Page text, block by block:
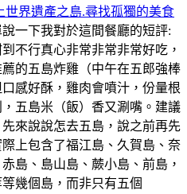
世界遺產之島.尋找孤獨的美食
說一下我對於這間餐廳的短評:
不行真心非常非常非常好吃，
的五島炸雞（中午在五郎強棒
感好酥，雞肉會噴汁，份量根
五島米（飯）香又涮嘴。建議
先來說說怎去五島，說之前再先
上包含了福江島、久賀島、奈
島、島山島、蕨小島、前島，
幾個島，而非只有五個